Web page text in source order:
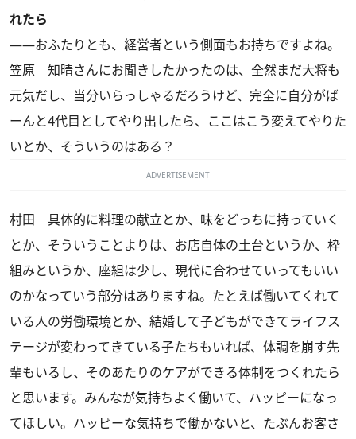
れたら
――おふたりとも、経営者という側面もお持ちですよね。
笠原 知晴さんにお聞きしたかったのは、全然まだ大将も
元気だし、当分いらっしゃるだろうけど、完全に自分がば
ーんと4代目としてやり出したら、ここはこう変えてやりた
いとか、そういうのはある？
ADVERTISEMENT
村田 具体的に料理の献立とか、味をどっちに持っていく
とか、そういうことよりは、お店自体の土台というか、枠
組みというか、座組は少し、現代に合わせていってもいい
のかなっていう部分はありますね。たとえば働いてくれて
いる人の労働環境とか、結婚して子どもができてライフス
テージが変わってきている子たちもいれば、体調を崩す先
輩もいるし、そのあたりのケアができる体制をつくれたら
と思います。みんなが気持ちよく働いて、ハッピーになっ
てほしい。ハッピーな気持ちで働かないと、たぶんお客さ